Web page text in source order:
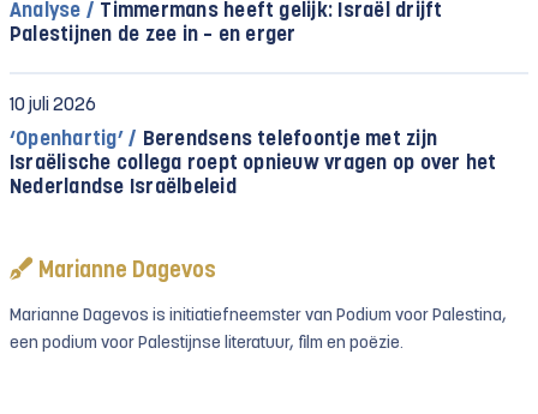
Analyse / Timmermans heeft gelijk: Israël drijft
Palestijnen de zee in – en erger
10 juli 2026
‘Openhartig’ / Berendsens telefoontje met zijn
Israëlische collega roept opnieuw vragen op over het
Nederlandse Israëlbeleid
Marianne Dagevos
Marianne Dagevos is initiatiefneemster van Podium voor Palestina,
een podium voor Palestijnse literatuur, film en poëzie.